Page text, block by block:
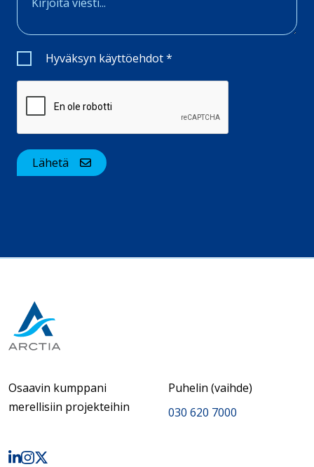
Valintaruudut*
Hyväksyn käyttöehdot*
Lähetä
Osaavin kumppani
merellisiin projekteihin
Puhelin (vaihde)
030 620 7000